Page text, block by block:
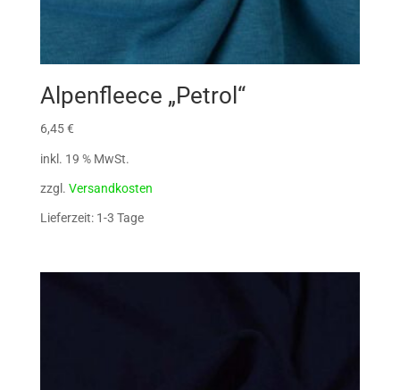
Alpenfleece „Petrol“
6,45€
inkl. 19 % MwSt.
zzgl. Versandkosten
Lieferzeit: 1-3 Tage